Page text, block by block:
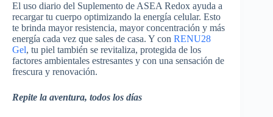
El uso diario del Suplemento de ASEA Redox ayuda a
recargar tu cuerpo optimizando la energía celular. Esto
te brinda mayor resistencia, mayor concentración y más
energía cada vez que sales de casa. Y con RENU28
Gel, tu piel también se revitaliza, protegida de los
factores ambientales estresantes y con una sensación de
frescura y renovación.
Repite la aventura, todos los días